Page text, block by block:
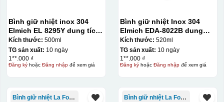
Bình giữ nhiệt inox 304
Elmich EL 8295Y dung tích
500ml
Kích thước: 500ml
TG sản xuất: 10 ngày
1**.000 ₫
Đăng kýhoặc Đăng nhậpđể xem giá
Bình giữ nhiệt Inox 304
Elmich EDA-8022B dung
tích 520ml
Kích thước: 520ml
TG sản xuất: 10 ngày
1**.000 ₫
Đăng kýhoặc Đăng nhậpđể xem giá
Bình giữ nhiệt La Fonte Bình giữ nhiệt La Fonte